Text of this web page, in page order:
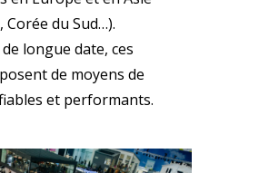
Corée du Sud…).
longue date, ces
de moyens de
et performants.